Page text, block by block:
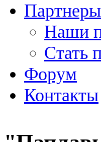
Партнеры
Наши
Стать
Форум
Контакты